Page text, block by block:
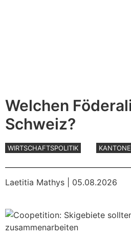
Welchen
Schweiz?
WIRTSCHAFTSPOLITIK KANTONE
Laetitia Mathys | 05.08.2026